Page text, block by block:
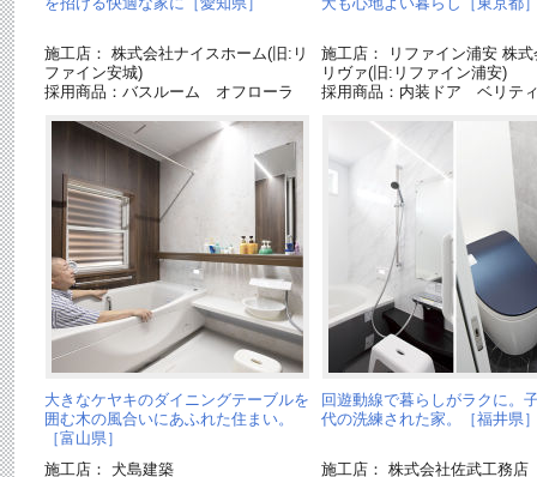
施工店： 株式会社ナイスホーム(旧:リ
ファイン安城)
採用商品：バスルーム オフローラ
施工店： リファイン浦安 株式
リヴァ(旧:リファイン浦安)
採用商品：内装ドア ベリテ
大きなケヤキのダイニングテーブルを
囲む木の風合いにあふれた住まい。
［富山県］
施工店： 犬島建築
回遊動線で暮らしがラクに。
代の洗練された家。［福井県
施工店： 株式会社佐武工務店